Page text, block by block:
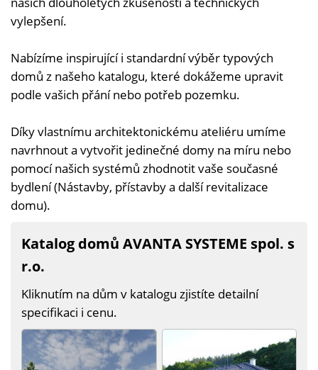
vylepšení.
Nabízíme inspirující i standardní výběr typových
domů z našeho katalogu, které dokážeme upravit
podle vašich přání nebo potřeb pozemku.
Díky vlastnímu architektonickému ateliéru umíme
navrhnout a vytvořit jedinečné domy na míru nebo
pomocí našich systémů zhodnotit vaše současné
bydlení (Nástavby, přístavby a další revitalizace
domu).
Katalog domů AVANTA SYSTEME spol. s
r.o.
Kliknutím na dům v katalogu zjistíte detailní
specifikaci i cenu.